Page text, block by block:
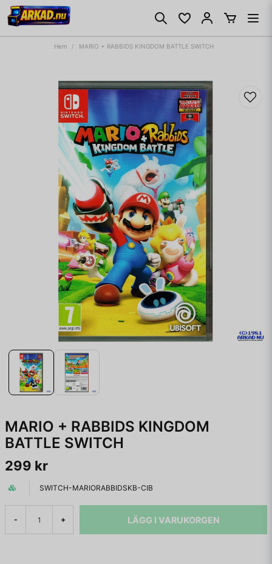
Hem MARIO + RABBIDS KINGDOM BATTLE SWITCH
MARIO + RABBIDS KINGDOM
BATTLE SWITCH
299 kr
SWITCH-MARIORABBIDSKB-CIB
- + LÄGG I VARUKORGEN